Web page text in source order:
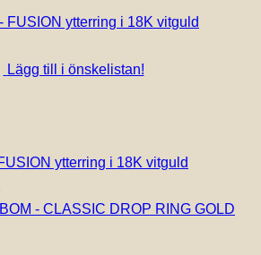
Lägg till i önskelistan!
ytterring i 18K vitguld
Prisintervall:
14,950 kr